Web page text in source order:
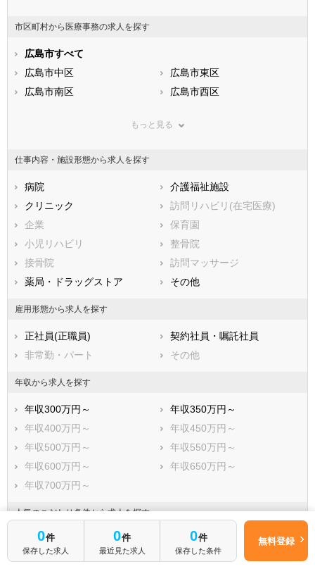
0件
保存した求人
0件
最近見た求人
0件
保存した条件
無料登録
石川県
福井県
静岡県
滋賀県
大阪府
兵庫県
和歌山県
山口県
福岡県
佐賀県
熊本県
宮崎県
鹿児島県
市区町村から医療事務の求人を探す
広島市すべて
広島市中区
広島市東区
広島市南区
広島市西区
広島市佐伯区
呉市
三原市
尾道市
福山市
府中市
三次市
庄原市
大竹市
東広島市
廿日市市
安芸高田市
江田島市
安芸郡府中町
山県郡北広島町
豊田郡大崎上島町
世羅郡世羅町
神石郡神石高原町
もっと見る
仕事内容・施設形態から求人を探す
病院
介護福祉施設
クリニック
訪問リハビリ(在宅医療)
企業
保育園
小児リハビリ
整骨院
接骨院
訪問マッサージ
薬局・ドラッグストア
その他
雇用形態から求人を探す
正社員(正職員)
契約社員・嘱託社員
非常勤・パート
その他
年収から求人を探す
年収300万円～
年収350万円～
年収400万円～
年収450万円～
年収500万円～
年収550万円～
年収600万円～
年収650万円～
年収700万円～
人気のこだわり条件から求人を探す
管理職求人
駅から徒歩5分以内
駅から徒歩10分以内
車通勤可